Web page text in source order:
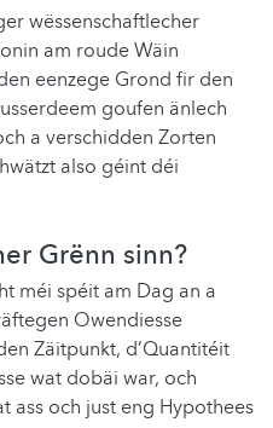
wëssenschaftlecher
am roude Wäin
eenzege Grond fir den
goufen änlech
a verschidden Zorten
also géint déi
Grënn sinn?
méi spéit am Dag an a
Owendiesse
Zäitpunkt, d’Quantitéit
wat dobäi war, och
ass och just eng Hypothees